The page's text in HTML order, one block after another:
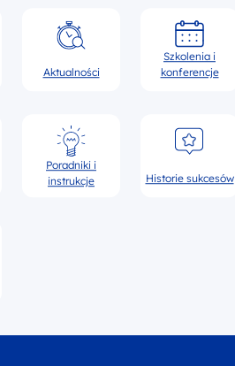
Aktualności
Szkolenia i
konferencje
Poradniki i
instrukcje
Historie sukcesów